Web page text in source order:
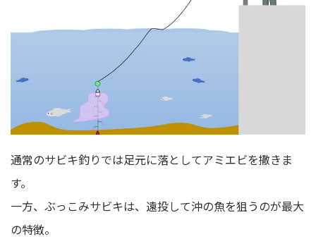
通常のサビキ釣りでは足元に落としてアミエビを撒きま
す。
一方、ぶっこみサビキは、遠投して沖の魚を狙うのが最大
の特徴。